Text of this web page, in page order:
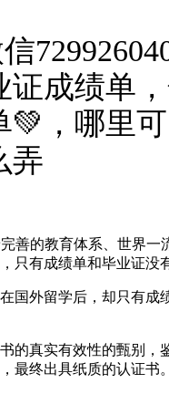
成绩单
，哪里
弄
善的教育体系、世界
只有成绩单和毕业证没
国外留学后，却只有
的真实有效性的甄别
最终出具纸质的认证书。